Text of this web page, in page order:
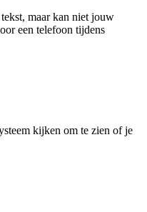
maar kan niet jouw
een telefoon tijdens
kijken om te zien of je